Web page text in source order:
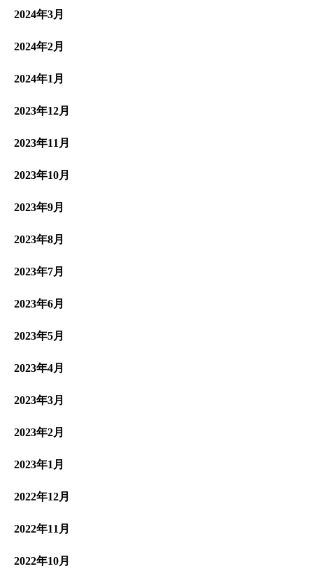
2024年3月
2024年2月
2024年1月
2023年12月
2023年11月
2023年10月
2023年9月
2023年8月
2023年7月
2023年6月
2023年5月
2023年4月
2023年3月
2023年2月
2023年1月
2022年12月
2022年11月
2022年10月